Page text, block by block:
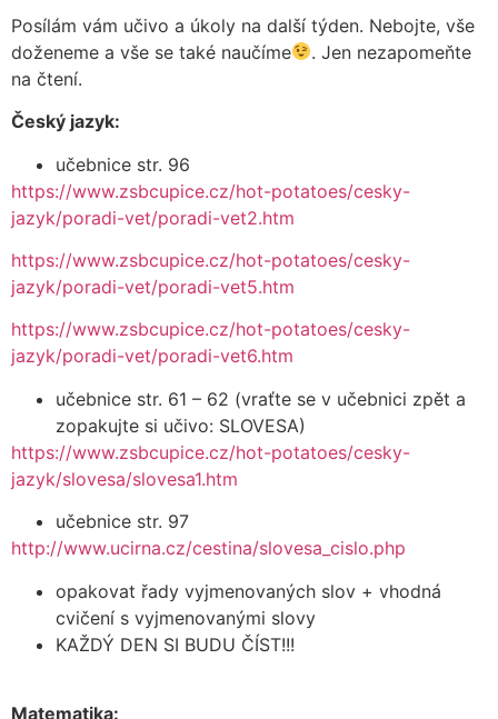
Posílám vám učivo a úkoly na další týden. Nebojte, vše
doženeme a vše se také naučíme
. Jen nezapomeňte
na čtení.
Český jazyk:
učebnice str. 96
https://www.zsbcupice.cz/hot-potatoes/cesky-
jazyk/poradi-vet/poradi-vet2.htm
https://www.zsbcupice.cz/hot-potatoes/cesky-
jazyk/poradi-vet/poradi-vet5.htm
https://www.zsbcupice.cz/hot-potatoes/cesky-
jazyk/poradi-vet/poradi-vet6.htm
učebnice str. 61 – 62 (vraťte se v učebnici zpět a
zopakujte si učivo: SLOVESA)
https://www.zsbcupice.cz/hot-potatoes/cesky-
jazyk/slovesa/slovesa1.htm
učebnice str. 97
http://www.ucirna.cz/cestina/slovesa_cislo.php
opakovat řady vyjmenovaných slov + vhodná
cvičení s vyjmenovanými slovy
KAŽDÝ DEN SI BUDU ČÍST!!!
Matematika: